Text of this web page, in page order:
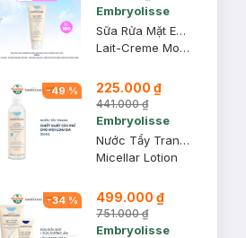
Embryolisse
Sữa Rửa Mặt Embryolisse Làm Sạch Sâu, Chống Oxy Hóa 200ml
Lait-Creme Moussant
-49 % 225.000 ₫
441.000 ₫
Embryolisse
Nước Tẩy Trang Embryolisse Cây Phỉ Cho Mọi Loại Da 250ml
Micellar Lotion
-34 % 499.000 ₫
751.000 ₫
Embryolisse